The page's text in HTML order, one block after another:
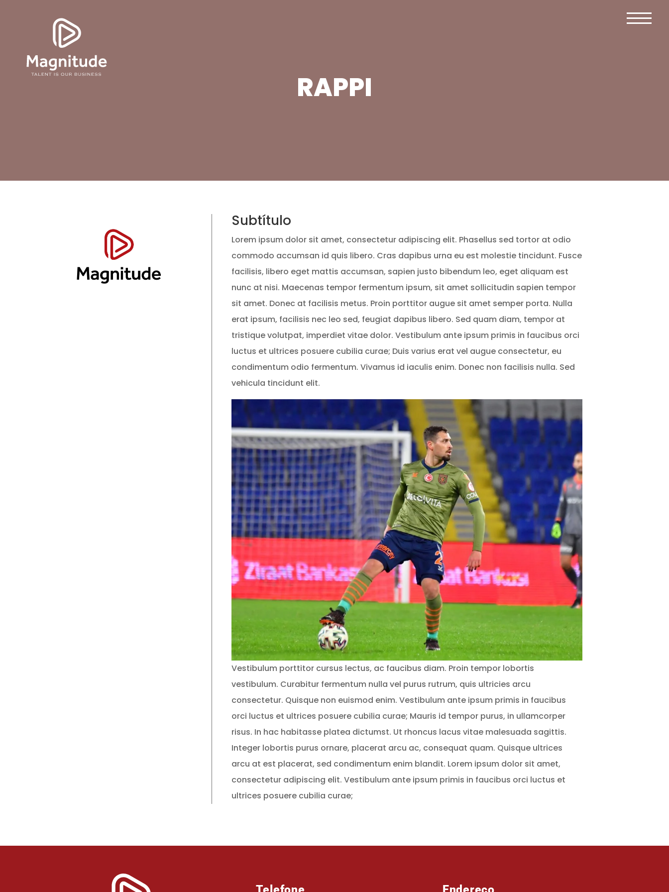
RAPPI
Subtítulo
Lorem ipsum dolor sit amet, consectetur adipiscing elit. Phasellus sed tortor at odio
commodo accumsan id quis libero. Cras dapibus urna eu est molestie tincidunt. Fusce
facilisis, libero eget mattis accumsan, sapien justo bibendum leo, eget aliquam est
nunc at nisi. Maecenas tempor fermentum ipsum, sit amet sollicitudin sapien tempor
sit amet. Donec at facilisis metus. Proin porttitor augue sit amet semper porta. Nulla
erat ipsum, facilisis nec leo sed, feugiat dapibus libero. Sed quam diam, tempor at
tristique volutpat, imperdiet vitae dolor. Vestibulum ante ipsum primis in faucibus orci
luctus et ultrices posuere cubilia curae; Duis varius erat vel augue consectetur, eu
condimentum odio fermentum. Vivamus id iaculis enim. Donec non facilisis nulla. Sed
vehicula tincidunt elit.
Vestibulum porttitor cursus lectus, ac faucibus diam. Proin tempor lobortis
vestibulum. Curabitur fermentum nulla vel purus rutrum, quis ultricies arcu
consectetur. Quisque non euismod enim. Vestibulum ante ipsum primis in faucibus
orci luctus et ultrices posuere cubilia curae; Mauris id tempor purus, in ullamcorper
risus. In hac habitasse platea dictumst. Ut rhoncus lacus vitae malesuada sagittis.
Integer lobortis purus ornare, placerat arcu ac, consequat quam. Quisque ultrices
arcu at est placerat, sed condimentum enim blandit. Lorem ipsum dolor sit amet,
consectetur adipiscing elit. Vestibulum ante ipsum primis in faucibus orci luctus et
ultrices posuere cubilia curae;